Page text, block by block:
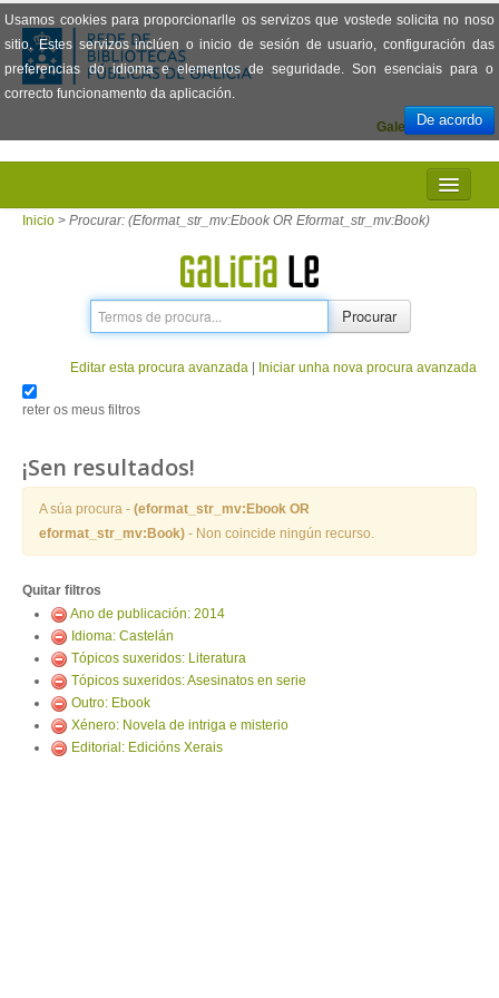
Usamos cookies para proporcionarlle os servizos que vostede solicita no noso
sitio. Estes servizos inclúen o inicio de sesión de usuario, configuración das
preferencias do idioma e elementos de seguridade. Son esenciais para o
correcto funcionamento da aplicación.
De acordo
Español
Galego
INICIO
PRÉSTAMO
ENTRAR
Inicio > Procurar: (Eformat_str_mv:Ebook OR Eformat_str_mv:Book)
Procurar
Editar esta procura avanzada Iniciar unha nova procura avanzada
reter os meus filtros
¡Sen resultados!
A súa procura - (eformat_str_mv:Ebook OR
eformat_str_mv:Book) - Non coincide ningún recurso.
Quitar filtros
Ano de publicación: 2014
Idioma: Castelán
Tópicos suxeridos: Literatura
Tópicos suxeridos: Asesinatos en serie
Outro: Ebook
Xénero: Novela de intriga e misterio
Editorial: Edicións Xerais